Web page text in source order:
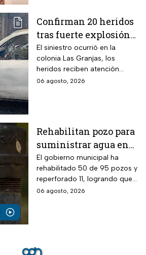
Confirman 20 heridos
tras fuerte explosión
de pipa de gas en
Cuernavaca, Morelos
El siniestro ocurrió en la
colonia Las Granjas, los
heridos reciben atención
médica en distintos
06 agosto, 2026
Rehabilitan pozo para
suministrar agua en
Ecatepec, Edomex
El gobierno municipal ha
rehabilitado 50 de 95 pozos y
reperforado 11, logrando que
entre el 80% y 90% de la
06 agosto, 2026